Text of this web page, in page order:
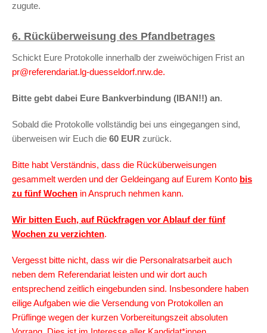
zugute.
6. Rücküberweisung des Pfandbetrages
Schickt Eure Protokolle innerhalb der zweiwöchigen Frist an
pr@referendariat.lg-duesseldorf.nrw.de.
Bitte gebt dabei Eure Bankverbindung (IBAN!!) an.
Sobald die Protokolle vollständig bei uns eingegangen sind,
überweisen wir Euch die 60 EUR zurück.
Bitte habt Verständnis, dass die Rücküberweisungen
gesammelt werden und der Geldeingang auf Eurem Konto bis
zu fünf Wochen in Anspruch nehmen kann.
Wir bitten Euch, auf Rückfragen vor Ablauf der fünf
Wochen zu verzichten.
Vergesst bitte nicht, dass wir die Personalratsarbeit auch
neben dem Referendariat leisten und wir dort auch
entsprechend zeitlich eingebunden sind. Insbesondere haben
eilige Aufgaben wie die Versendung von Protokollen an
Prüflinge wegen der kurzen Vorbereitungszeit absoluten